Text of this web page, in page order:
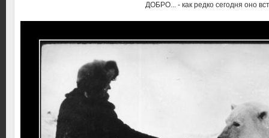
ДОБРО... - как редко сегодня оно